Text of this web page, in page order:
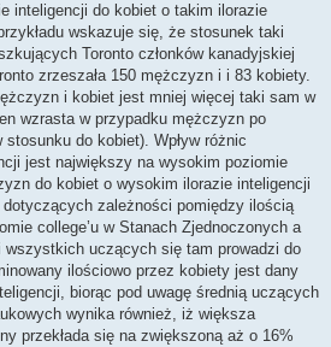
inteligencji do kobiet o takim ilorazie
wskazuje się, że stosunek taki
Toronto członków kanadyjskiej
zrzeszała 150 mężczyzn i i 83 kobiety.
i kobiet jest mniej więcej taki sam w
wzrasta w przypadku mężczyzn po
do kobiet). Wpływ różnic
jest największy na wysokim poziomie
do kobiet o wysokim ilorazie inteligencji
zależności pomiędzy ilością
college’u w Stanach Zjednoczonych a
wszystkich uczących się tam prowadzi do
ilościowo przez kobiety jest dany
biorąc pod uwagę średnią uczących
wynika również, iż większa
przekłada się na zwiększoną aż o 16%